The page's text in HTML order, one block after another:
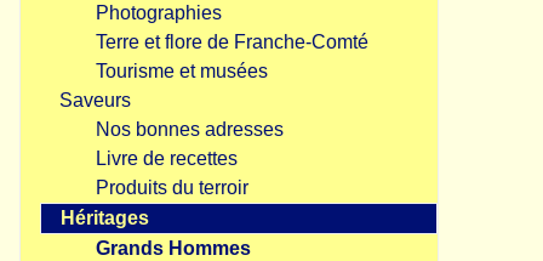
Photographies
Terre et flore de Franche-Comté
Tourisme et musées
Saveurs
Nos bonnes adresses
Livre de recettes
Produits du terroir
Héritages
Grands Hommes